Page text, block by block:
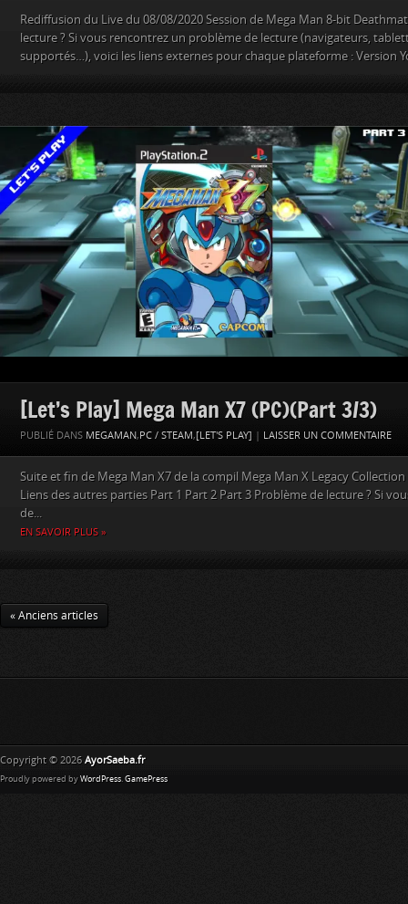
Rediffusion du Live du 08/08/2020 Session de Mega Man 8-bit
lecture ? Si vous rencontrez un problème de lecture (navigateurs,
supportés…), voici les liens externes pour chaque plateforme : Version
[Let’s Play] Mega Man X7 (PC)(Part 3/3)
PUBLIÉ DANS MEGAMAN, PC / STEAM,[LET'S PLAY] LAISSER UN COMMENTAIRE
Suite et fin de Mega Man X7 de la compil Mega Man X Legacy
Liens des autres parties Part 1 Part 2 Part 3 Problème de lecture ? Si
de...
EN SAVOIR PLUS »
« Anciens articles
Copyright © 2026 AyorSaeba.fr
Proudly powered by WordPress. GamePress